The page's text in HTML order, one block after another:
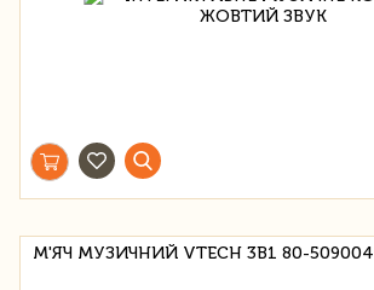
М'ЯЧ МУЗИЧНИЙ VTECH 3В1 80-509004